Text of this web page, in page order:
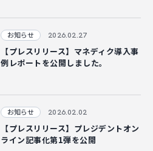
お知らせ 2026.02.27
【プレスリリース】マネディク導入事
例レポートを公開しました。
お知らせ 2026.02.02
【プレスリリース】プレジデントオン
ライン記事化第1弾を公開